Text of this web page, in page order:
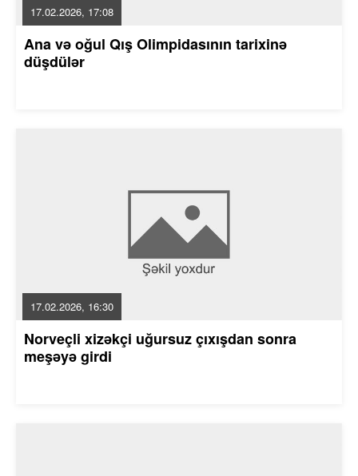
17.02.2026, 17:08
Ana və oğul Qış Olimpidasının tarixinə
düşdülər
17.02.2026, 16:30
Norveçli xizəkçi uğursuz çıxışdan sonra
meşəyə girdi